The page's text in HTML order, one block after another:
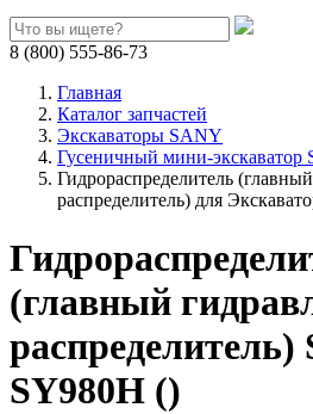
8 (800) 555-86-73
Главная
Каталог запчастей
Экскаваторы SANY
Гусеничный мини-экскаватор
Гидрораспределитель
распределитель) для
(главный
распределитель)
SY980H ()